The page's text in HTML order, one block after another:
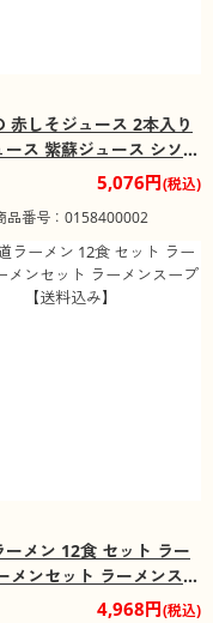
赤しそジュース 2本入り
ース 紫蘇ジュース シソジ
釈タイプ 3倍～4倍 北海
5,076円(税込)
品番号：0158400002
ーメン 12食 セット ラー
メンセット ラーメンスー
4,968円(税込)